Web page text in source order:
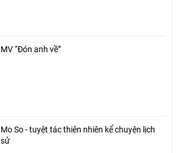
MV “Đón anh về”
Mo So - tuyệt tác thiên nhiên kể chuyện lịch
sử